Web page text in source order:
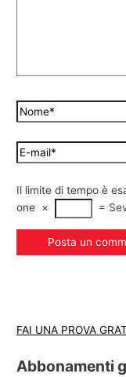
Il limite di tempo è
one × =
FAI UNA PROVA
Abbonamenti